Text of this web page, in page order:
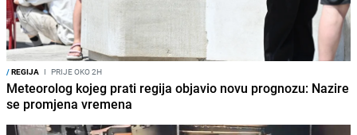
/REGIJA I PRIJE OKO 2H
Meteorolog kojeg prati regija objavio novu prognozu: Nazire
se promjena vremena